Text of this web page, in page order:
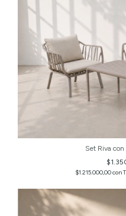
Set Riva
$1.215.000,00con